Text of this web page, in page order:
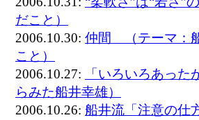
だこと）
2006.10.30: 仲間 （テーマ：
こと）
2006.10.27:
「いろいろあっ
らみた船井幸雄）
2006.10.26: 船井流「注意の仕